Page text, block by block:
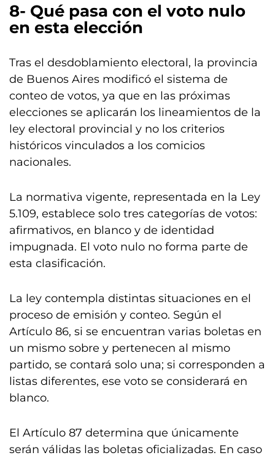
8- Qué pasa con el voto nulo
en esta elección
Tras el desdoblamiento electoral, la provincia
de Buenos Aires modificó el sistema de
conteo de votos, ya que en las próximas
elecciones se aplicarán los lineamientos de la
ley electoral provincial y no los criterios
históricos vinculados a los comicios
nacionales.
La normativa vigente, representada en la Ley
5.109, establece solo tres categorías de votos:
afirmativos, en blanco y de identidad
impugnada. El voto nulo no forma parte de
esta clasificación.
La ley contempla distintas situaciones en el
proceso de emisión y conteo. Según el
Artículo 86, si se encuentran varias boletas en
un mismo sobre y pertenecen al mismo
partido, se contará solo una; si corresponden a
listas diferentes, ese voto se considerará en
blanco.
El Artículo 87 determina que únicamente
serán válidas las boletas oficializadas. En caso